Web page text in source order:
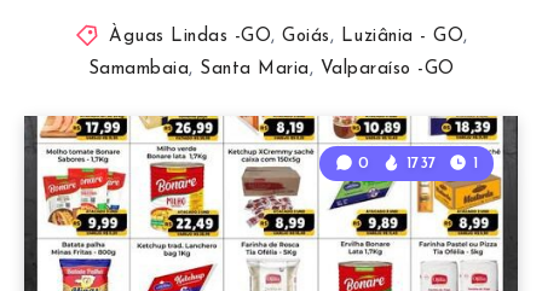
Àguas Lindas -GO, Goiás , Luziânia - GO,
Samambaia, Santa Maria , Valparaíso -GO
0 1737 1